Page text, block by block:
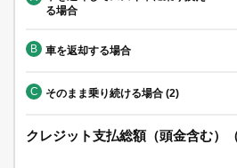
る場合
B 車を返却する場合
C そのまま乗り続ける場合 (2)
クレジット支払総額（頭金含む）